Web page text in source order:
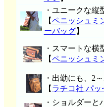
・ユニークな縦
【ペニッシュミ
ーバッグ】
・スマートな横
【ペニッシュミ
・出勤にも、2
【 ラチコ社 パ
・ショルダーと